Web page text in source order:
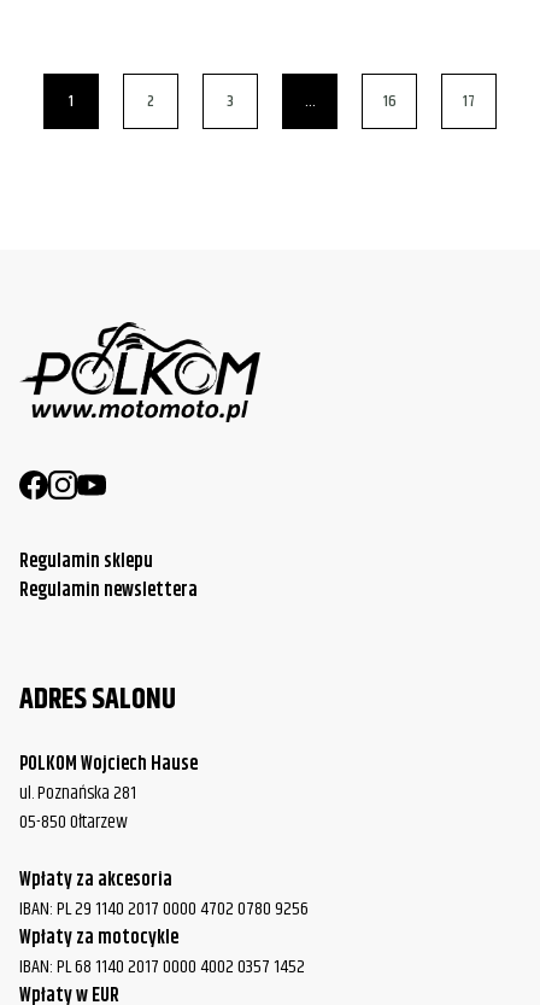
1 2 3 … 16 17
Regulamin sklepu
Regulamin newslettera
ADRES SALONU
POLKOM Wojciech Hause
ul. Poznańska 281
05-850 Ołtarzew
Wpłaty za akcesoria
IBAN: PL 29 1140 2017 0000 4702 0780 9256
Wpłaty za motocykle
IBAN: PL 68 1140 2017 0000 4002 0357 1452
Wpłaty w EUR